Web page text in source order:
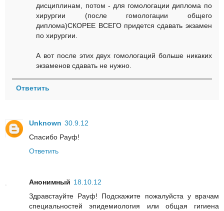
дисциплинам, потом - для гомологации диплома по
хирургии (после гомологации общего
диплома)СКОРЕЕ ВСЕГО придется сдавать экзамен
по хирургии.
А вот после этих двух гомологаций больше никаких
экзаменов сдавать не нужно.
Ответить
Unknown 30.9.12
Спасибо Рауф!
Ответить
Анонимный 18.10.12
Здравстауйте Рауф! Подскажите пожалуйста у врачам
специальностей эпидемиология или общая гигиена